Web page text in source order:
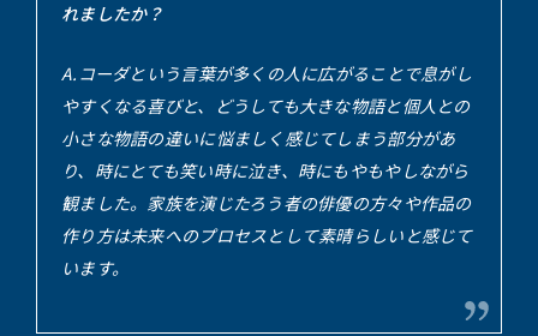
れましたか？
A.コーダという言葉が多くの人に広がることで息がし
やすくなる喜びと、どうしても大きな物語と個人との
小さな物語の違いに悩ましく感じてしまう部分があ
り、時にとても笑い時に泣き、時にもやもやしながら
観ました。家族を演じたろう者の俳優の方々や作品の
作り方は未来へのプロセスとして素晴らしいと感じて
います。